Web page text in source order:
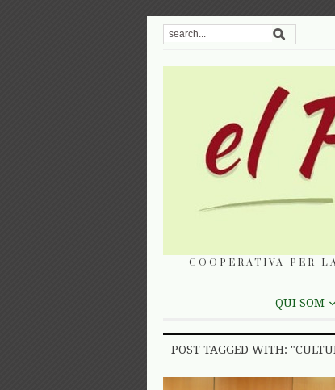
COOPERATIVA PER
QUI SOM
POST TAGGED WITH: